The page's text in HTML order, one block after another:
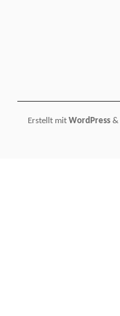
Erstellt mit WordPress &